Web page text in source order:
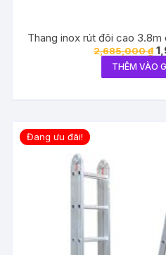
Thang inox rút đôi cao 3.8m
2,685,000₫
là:
THÊM VÀO
Đang ưu đãi!